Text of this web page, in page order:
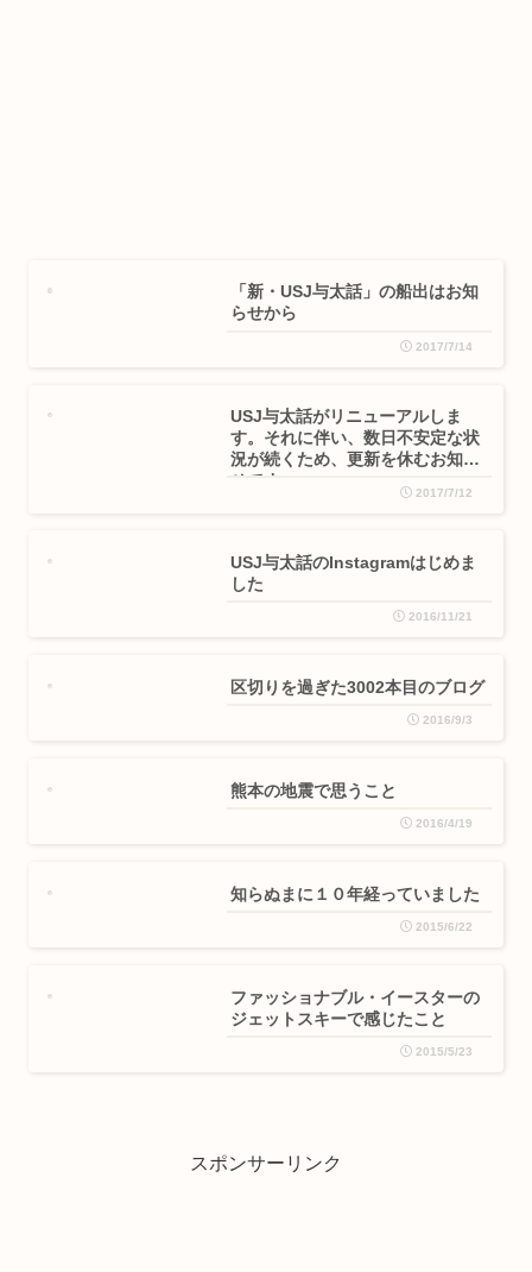
「新・USJ与太話」の船出はお知
らせから
2017/7/14
USJ与太話がリニューアルしま
す。それに伴い、数日不安定な状
況が続くため、更新を休むお知ら
せです
2017/7/12
USJ与太話のInstagramはじめま
した
2016/11/21
区切りを過ぎた3002本目のブログ
2016/9/3
熊本の地震で思うこと
2016/4/19
知らぬまに１０年経っていました
2015/6/22
ファッショナブル・イースターの
ジェットスキーで感じたこと
2015/5/23
スポンサーリンク